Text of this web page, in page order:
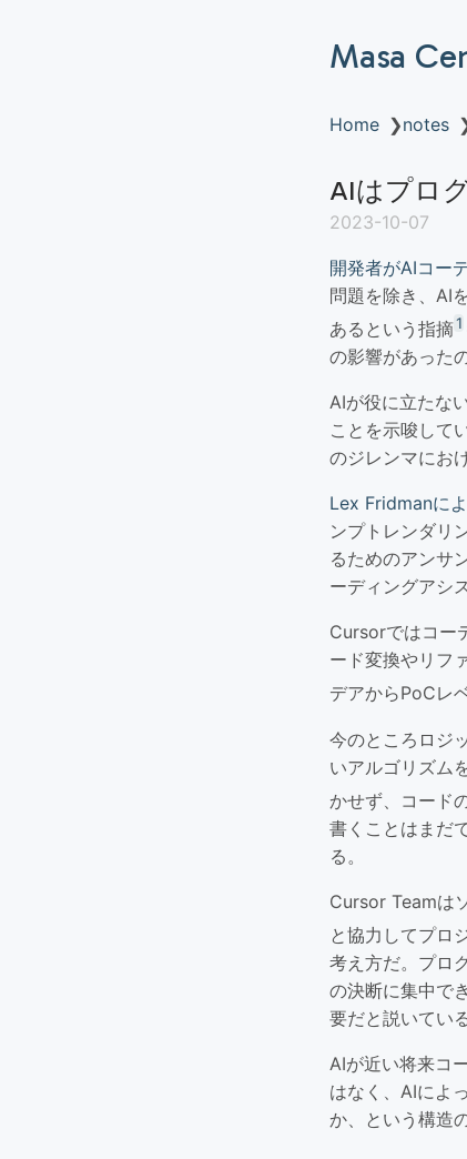
Masa
Home ❯notes
AIはプロ
2023-10-07
開発者がAIコー
問題を除き、AI
あるという指摘1
の影響があった
AIが役に立たな
ことを示唆して
のジレンマにお
Lex Fridmanに
ンプトレンダリ
るためのアンサ
ーディングアシ
Cursorではコー
ード変換やリフ
デアからPoCレ
今のところロジ
いアルゴリズム
かせず、コード
書くことはまだ
る。
Cursor Teamは
と協力してプロ
考え方だ。プロ
の決断に集中で
要だと説いている
AIが近い将来コ
はなく、AIによ
か、という構造